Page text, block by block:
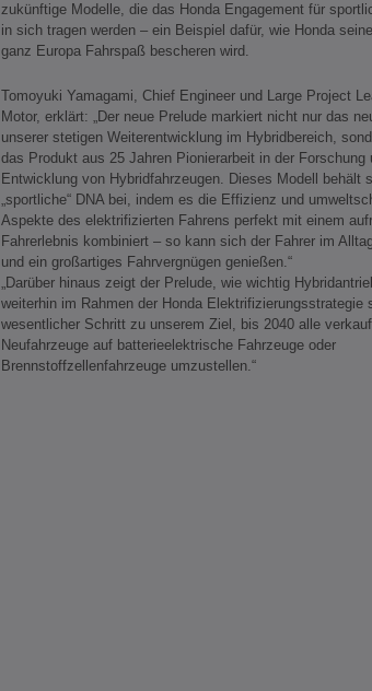
zukünftige Modelle, die das Honda Engagement für
in sich tragen werden – ein Beispiel dafür, wie Honda
ganz Europa Fahrspaß bescheren wird.
Tomoyuki Yamagami, Chief Engineer und Large Project
Motor, erklärt: „Der neue Prelude markiert nicht nur das
unserer stetigen Weiterentwicklung im Hybridbereich,
das Produkt aus 25 Jahren Pionierarbeit in der Forschung
Entwicklung von Hybridfahrzeugen. Dieses Modell behält
„sportliche“ DNA bei, indem es die Effizienz und
Aspekte des elektrifizierten Fahrens perfekt mit einem
Fahrerlebnis kombiniert – so kann sich der Fahrer im
und ein großartiges Fahrvergnügen genießen.“
„Darüber hinaus zeigt der Prelude, wie wichtig
weiterhin im Rahmen der Honda Elektrifizierungsstrategie
wesentlicher Schritt zu unserem Ziel, bis 2040 alle
Neufahrzeuge auf batterieelektrische Fahrzeuge oder
Brennstoffzellenfahrzeuge umzustellen.“